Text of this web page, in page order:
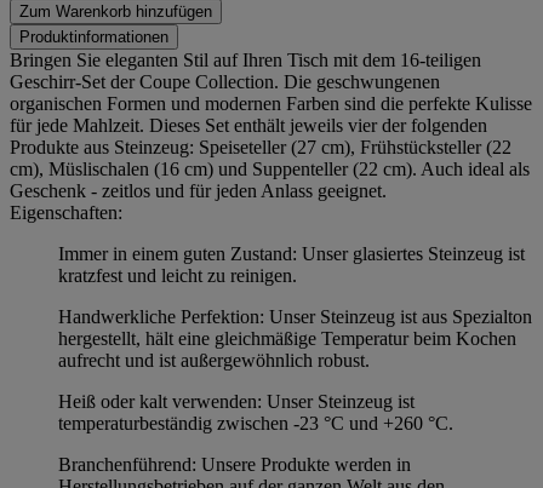
Zum Warenkorb hinzufügen
Produktinformationen
Bringen Sie eleganten Stil auf Ihren Tisch mit dem 16-teiligen
Geschirr-Set der Coupe Collection. Die geschwungenen
organischen Formen und modernen Farben sind die perfekte Kulisse
für jede Mahlzeit. Dieses Set enthält jeweils vier der folgenden
Produkte aus Steinzeug: Speiseteller (27 cm), Frühstücksteller (22
cm), Müslischalen (16 cm) und Suppenteller (22 cm). Auch ideal als
Geschenk - zeitlos und für jeden Anlass geeignet.
Eigenschaften:
Immer in einem guten Zustand: Unser glasiertes Steinzeug ist
kratzfest und leicht zu reinigen.
Handwerkliche Perfektion: Unser Steinzeug ist aus Spezialton
hergestellt, hält eine gleichmäßige Temperatur beim Kochen
aufrecht und ist außergewöhnlich robust.
Heiß oder kalt verwenden: Unser Steinzeug ist
temperaturbeständig zwischen -23 °C und +260 °C.
Branchenführend: Unsere Produkte werden in